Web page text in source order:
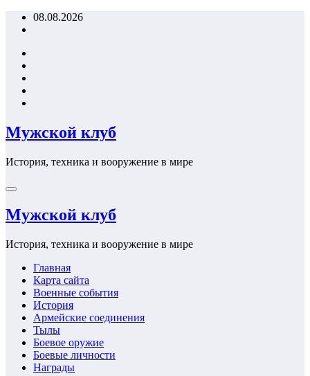
Перейти08.08.2026
Мужской клуб
История, техника и вооружение в мире
Мужской клуб
История, техника и вооружение в мире
Главная
Карта сайта
Военные события
История
Армейские соединения
Тылы
Боевое оружие
Боевые личности
Награды